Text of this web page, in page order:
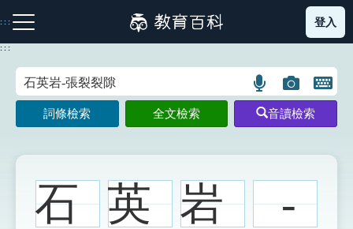
到
主
:::
注音索引圖示 筆畫索引圖示 部首索引表圖示
登入
:::
語
言
搜
示
圖
片
搜
示
開
鍵
圖
詞條檢索 全文檢索 音讀檢索
石 英 岩
-